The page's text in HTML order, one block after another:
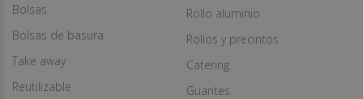
Bolsas
Bolsas de basura
Take away
Reutilizable
Rollo aluminio
Rollos y precintos
Catering
Guantes